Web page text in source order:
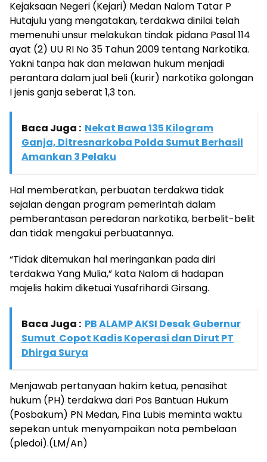
Kejaksaan Negeri (Kejari) Medan Nalom Tatar P
Hutajulu yang mengatakan, terdakwa dinilai telah
memenuhi unsur melakukan tindak pidana Pasal 114
ayat (2) UU RI No 35 Tahun 2009 tentang Narkotika.
Yakni tanpa hak dan melawan hukum menjadi
perantara dalam jual beli (kurir) narkotika golongan
I jenis ganja seberat 1,3 ton.
Baca Juga : Nekat Bawa 135 Kilogram
Ganja, Ditresnarkoba Polda Sumut Berhasil
Amankan 3 Pelaku
Hal memberatkan, perbuatan terdakwa tidak
sejalan dengan program pemerintah dalam
pemberantasan peredaran narkotika, berbelit-belit
dan tidak mengakui perbuatannya.
“Tidak ditemukan hal meringankan pada diri
terdakwa Yang Mulia,” kata Nalom di hadapan
majelis hakim diketuai Yusafrihardi Girsang.
Baca Juga : PB ALAMP AKSI Desak Gubernur
Sumut Copot Kadis Koperasi dan Dirut PT
Dhirga Surya
Menjawab pertanyaan hakim ketua, penasihat
hukum (PH) terdakwa dari Pos Bantuan Hukum
(Posbakum) PN Medan, Fina Lubis meminta waktu
sepekan untuk menyampaikan nota pembelaan
(pledoi).(LM/An)